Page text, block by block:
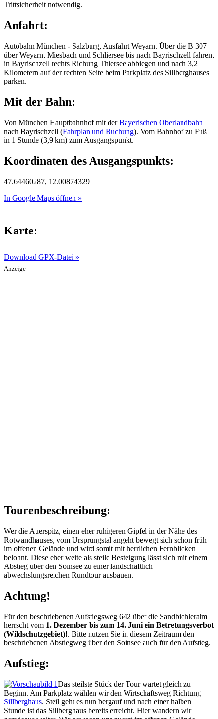
Trittsicherheit notwendig.
Anfahrt:
Autobahn München - Salzburg, Ausfahrt Weyarn. Über die B 307
über Weyarn, Miesbach und Schliersee bis nach Bayrischzell fahren,
in Bayrischzell rechts Richung Thiersee abbiegen und nach 3,2
Kilometern auf der rechten Seite beim Parkplatz des Sillberghauses
parken.
Mit der Bahn:
Von München Hauptbahnhof mit derBayerischen Oberlandbahn
nach Bayrischzell (Fahrplan und Buchung). Vom Bahnhof zu Fuß
in 1 Stunde (3,9 km) zum Ausgangspunkt.
Koordinaten des Ausgangspunkts:
47.64460287, 12.00874329
In Google Maps öffnen »
Karte:
Download GPX-Datei »
Anzeige
Tourenbeschreibung:
Wer die Auerspitz, einen eher ruhigeren Gipfel in der Nähe des
Rotwandhauses, vom Ursprungstal angeht bewegt sich schon früh
im offenen Gelände und wird somit mit herrlichen Fernblicken
belohnt. Diese eher weite als steile Besteigung lässt sich mit einem
Abstieg über den Soinsee zu einer landschaftlich
abwechslungsreichen Rundtour ausbauen.
Achtung!
Für den beschriebenen Aufstiegsweg 642 über die Sandbichleralm
herrscht vom 1. Dezember bis zum 14. Juni ein Betretungsverbot
(Wildschutzgebiet)!. Bitte nutzen Sie in diesem Zeitraum den
beschriebenen Abstiegweg über den Soinsee auch für den Aufstieg.
Aufstieg:
Das steilste Stück der Tour wartet gleich zu
Beginn. Am Parkplatz wählen wir den Wirtschaftsweg Richtung
Sillberghaus. Steil geht es nun bergauf und nach einer halben
Stunde ist das Sillberghaus bereits erreicht. Hier wandern wir